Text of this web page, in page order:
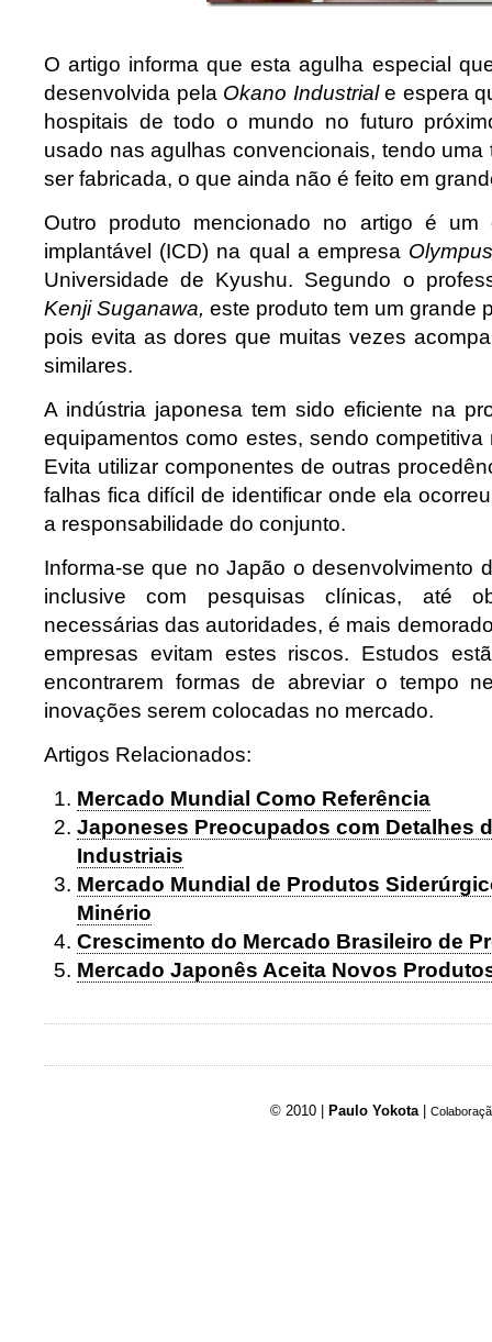
O artigo informa que esta agulha especial
desenvolvida pela Okano Industriale espera
hospitais de todo o mundo no futuro
usado nas agulhas convencionais, tendo uma
ser fabricada, o que ainda não é feito em
Outro produto mencionado no artigo é um
implantável (ICD) na qual a empresa
Universidade de Kyushu. Segundo o
Kenji Suganawa, este produto tem um grande
pois evita as dores que muitas vezes
similares.
A indústria japonesa tem sido eficiente na
equipamentos como estes, sendo
Evita utilizar componentes de outras
falhas fica difícil de identificar onde ela
a responsabilidade do conjunto.
Informa-se que no Japão o desenvolvimento
inclusive com pesquisas clínicas, até
necessárias das autoridades, é mais
empresas evitam estes riscos. Estudos
encontrarem formas de abreviar o tempo
inovações serem colocadas no mercado.
Artigos Relacionados:
Mercado Mundial Como Referência
Japoneses Preocupados com Detalhes
Industriais
Mercado Mundial de Produtos
Minério
Crescimento do Mercado Brasileiro de
Mercado Japonês Aceita Novos
© 2010 | Paulo Yokota |